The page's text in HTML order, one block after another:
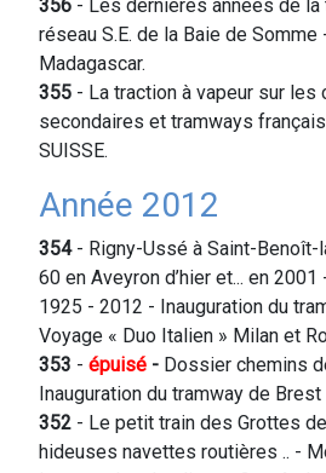
356 - Les dernières années de
réseau S.E. de la Baie de Somme
Madagascar.
355 - La traction à vapeur sur les
secondaires et tramways
SUISSE.
Année 2012
354- Rigny-Ussé à Saint-Benoît-
60 en Aveyron d’hier et... en
1925 - 2012 - Inauguration du
Voyage « Duo Italien » Milan et
353 - épuisé - Dossier chemins
Inauguration du tramway de Brest
352 - Le petit train des Grottes
hideuses navettes routières .. -